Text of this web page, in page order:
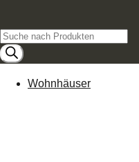
Products
search
Wohnhäuser